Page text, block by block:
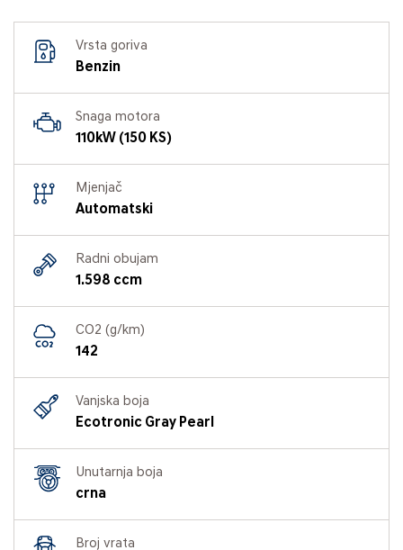
Vrsta goriva
Benzin
Snaga motora
110kW (150 KS)
Mjenjač
Automatski
Radni obujam
1.598 ccm
CO2 (g/km)
142
Vanjska boja
Ecotronic Gray Pearl
Unutarnja boja
crna
Broj vrata